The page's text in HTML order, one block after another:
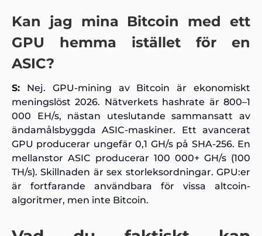
Kan jag mina Bitcoin med ett
GPU hemma istället för en
ASIC?
S: Nej. GPU-mining av Bitcoin är ekonomiskt
meningslöst 2026. Nätverkets hashrate är 800–1
000 EH/s, nästan uteslutande sammansatt av
ändamålsbyggda ASIC-maskiner. Ett avancerat
GPU producerar ungefär 0,1 GH/s på SHA-256. En
mellanstor ASIC producerar 100 000+ GH/s (100
TH/s). Skillnaden är sex storleksordningar. GPU:er
är fortfarande användbara för vissa altcoin-
algoritmer, men inte Bitcoin.